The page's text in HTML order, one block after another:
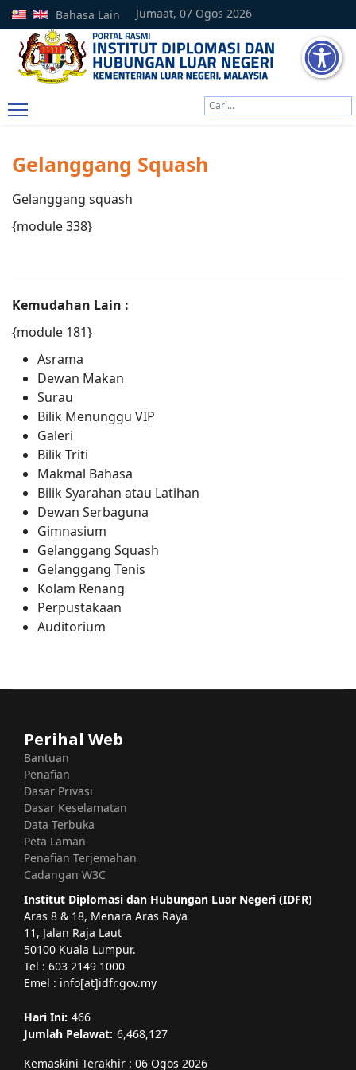
Jumaat, 07 Ogos 2026
Bahasa Lain
Gelanggang Squash
Gelanggang squash
{module 338}
Kemudahan Lain :
{module 181}
Asrama
Dewan Makan
Surau
Bilik Menunggu VIP
Galeri
Bilik Triti
Makmal Bahasa
Bilik Syarahan atau Latihan
Dewan Serbaguna
Gimnasium
Gelanggang Squash
Gelanggang Tenis
Kolam Renang
Perpustakaan
Auditorium
Perihal Web
Bantuan
Penafian
Dasar Privasi
Dasar Keselamatan
Data Terbuka
Peta Laman
Penafian Terjemahan
Cadangan W3C
Institut Diplomasi dan Hubungan Luar Negeri (IDFR)
Aras 8 & 18, Menara Aras Raya
11, Jalan Raja Laut
50100 Kuala Lumpur.
Tel : 603 2149 1000
Emel : info[at]idfr.gov.my
Hari Ini: 466
Jumlah Pelawat: 6,468,127
Kemaskini Terakhir : 06 Ogos 2026